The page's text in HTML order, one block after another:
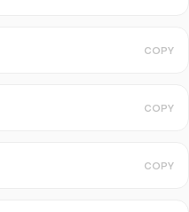
COPY
COPY
COPY